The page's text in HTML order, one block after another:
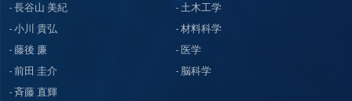
長谷山 美紀
小川 貴弘
藤後 廉
前田 圭介
斉藤 直輝
土木工学
材料科学
医学
脳科学